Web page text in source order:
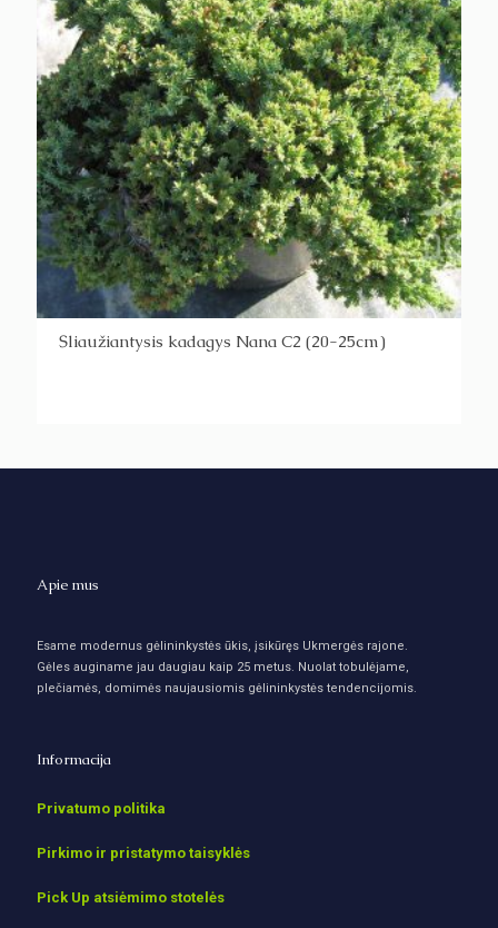
Šliaužiantysis kadagys Nana C2 (20-25cm)
Apie mus
Esame modernus gėlininkystės ūkis, įsikūręs Ukmergės rajone.
Gėles auginame jau daugiau kaip 25 metus. Nuolat tobulėjame,
plečiamės, domimės naujausiomis gėlininkystės tendencijomis.
Informacija
Privatumo politika
Pirkimo ir pristatymo taisyklės
Pick Up atsiėmimo stotelės